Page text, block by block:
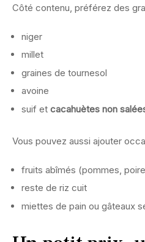
Côté contenu, préférez des
niger
millet
graines de tournesol
avoine
suif et cacahuètes non
Vous pouvez aussi ajouter
fruits abîmés (pommes,
reste de riz cuit
miettes de pain ou gâteaux